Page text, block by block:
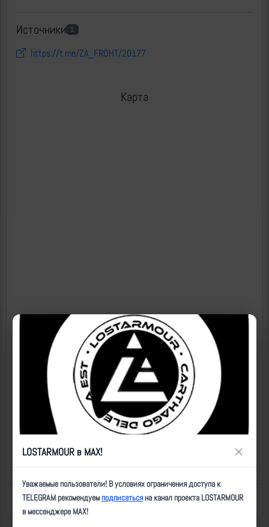
Источники 1
https://t.me/ZA_FROHT/20177
Карта
Назад к списку Последнее обновление: 10.07.2026 15:57
LOSTARMOUR в MAX! ×
Уважаемые пользователи! В условиях ограничения доступа к
TELEGRAM рекомендуемподписатьсяна канал проекта LOSTARMOUR
в мессенджере MAX!